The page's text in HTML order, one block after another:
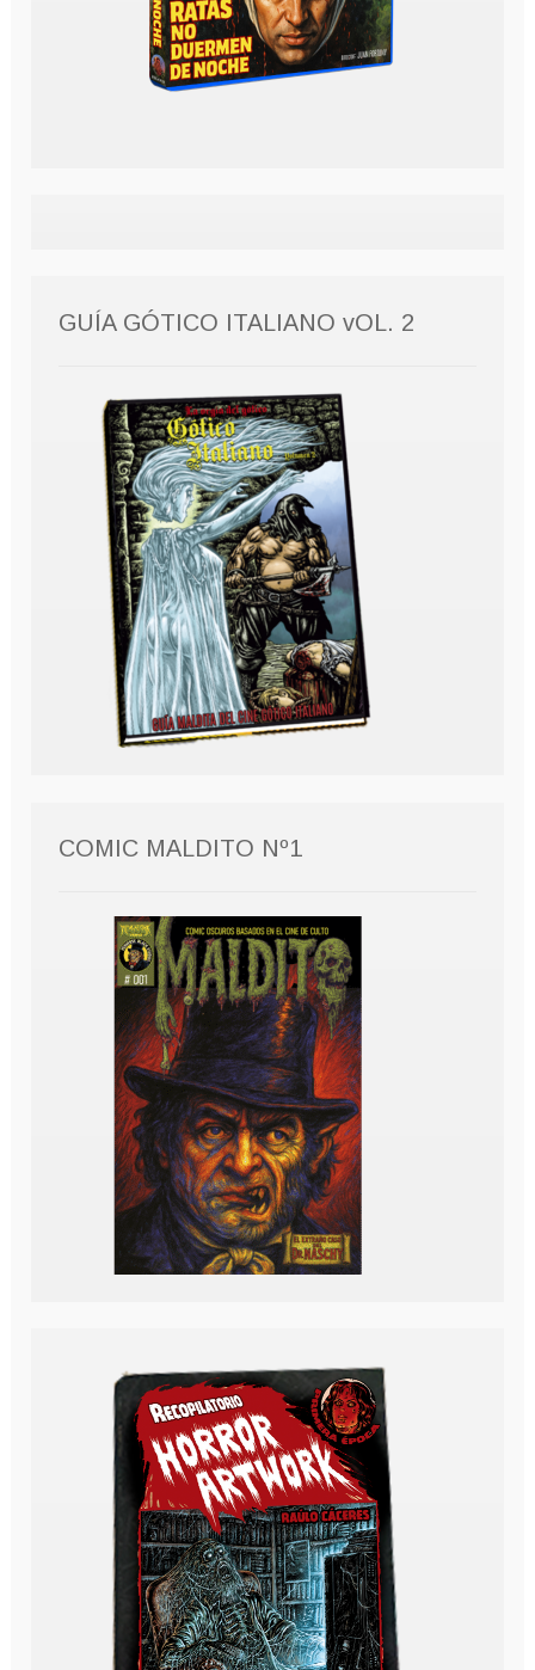
GUÍA GÓTICO ITALIANO vOL. 2
COMIC MALDITO Nº1